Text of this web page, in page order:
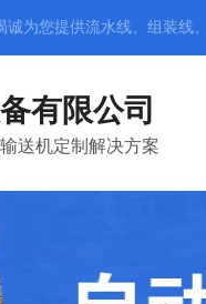
诚为您提供流水线、组装线
有限公司
送机定制解决方案